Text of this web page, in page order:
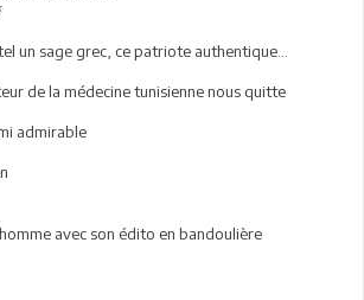
un sage grec, ce patriote authentique...
de la médecine tunisienne nous quitte
admirable
avec son édito en bandoulière